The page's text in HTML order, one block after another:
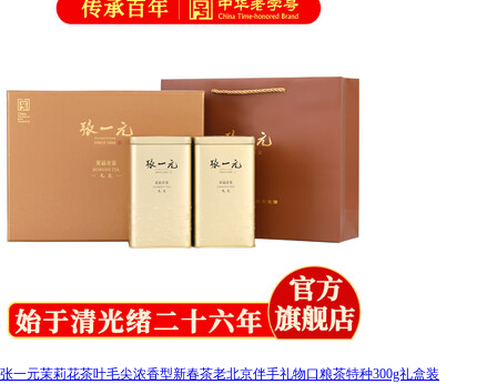
张一元茉莉花茶叶毛尖浓香型新春茶老北京伴手礼物口粮茶特种300g礼盒装